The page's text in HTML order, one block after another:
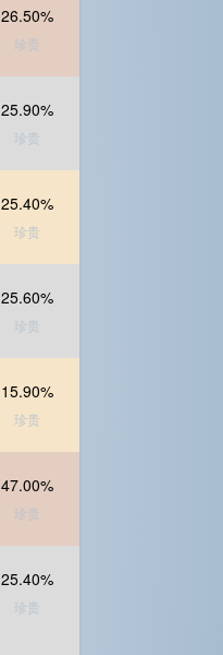
26.50%
珍贵
25.90%
珍贵
25.40%
珍贵
25.60%
珍贵
15.90%
珍贵
47.00%
珍贵
25.40%
珍贵